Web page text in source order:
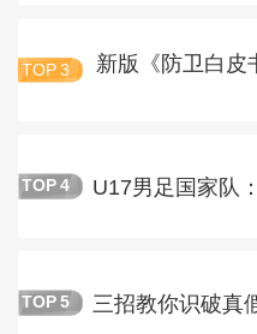
TOP 3 新版《防卫白皮
TOP 4 U17男足国家队
TOP 5 三招教你识破真